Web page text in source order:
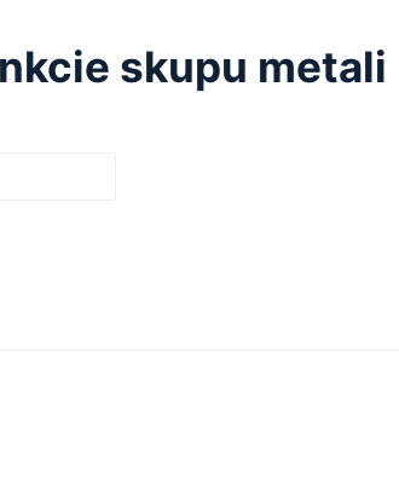
skupu metali